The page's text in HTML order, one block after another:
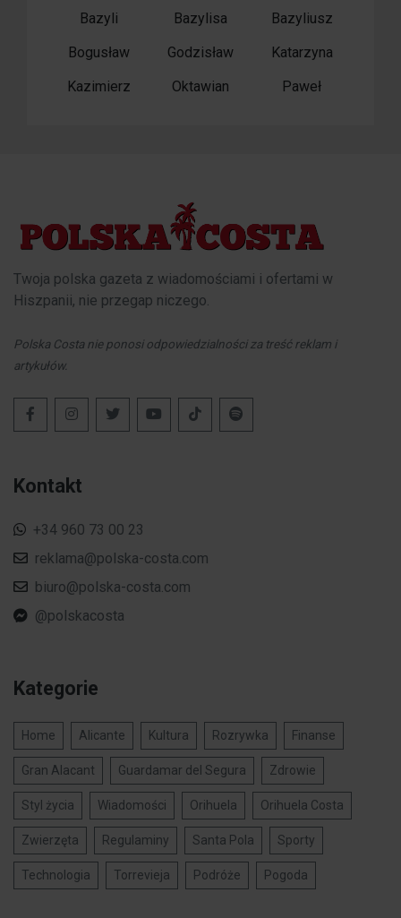
Bazyli
Bazylisa
Bazyliusz
Bogusław
Godzisław
Katarzyna
Kazimierz
Oktawian Paweł
Twoja polska gazeta z wiadomościami i ofertami w
Hiszpanii, nie przegap niczego.
Polska Costa nie ponosi odpowiedzialności za treść reklam i
artykułów.
Kontakt
+34 960 73 00 23
reklama@polska-costa.com
biuro@polska-costa.com
@polskacosta
Kategorie
Home Alicante Kultura Rozrywka Finanse
Gran Alacant Guardamar del Segura Zdrowie
Styl życia Wiadomości Orihuela Orihuela Costa
Zwierzęta Regulaminy Santa Pola Sporty
Technologia Torrevieja Podróże Pogoda